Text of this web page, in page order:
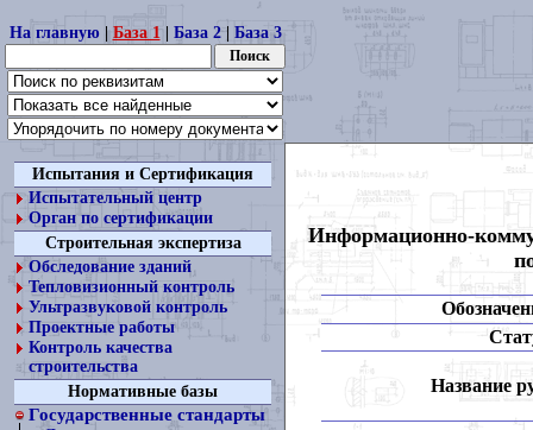
На главную| База 1| База 2| База 3
Испытания и Сертификация
Испытательный центр
Орган по сертификации
Строительная экспертиза
Обследование зданий
Тепловизионный контроль
Ультразвуковой контроль
Проектные работы
Контроль качества
строительства
Нормативные базы
Государственные стандарты
Информационно-
Название